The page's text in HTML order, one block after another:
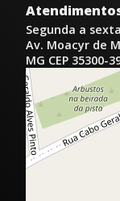
Segunda a
Av. Moacyr de
MG CEP 35300-